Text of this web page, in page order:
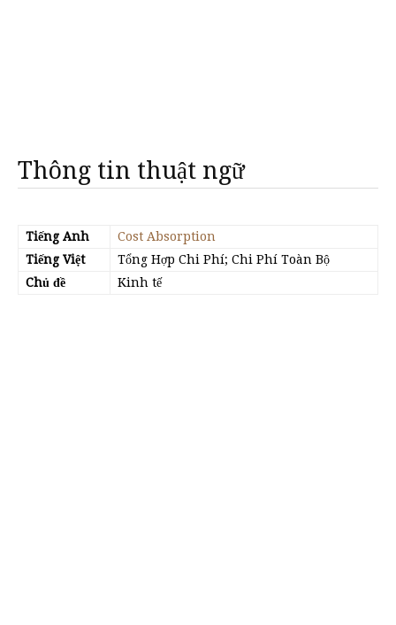
Thông tin thuật ngữ
Tiếng Anh
Cost Absorption
Tiếng Việt
Tổng Hợp Chi Phí; Chi Phí Toàn Bộ
Chủ đề
Kinh tế